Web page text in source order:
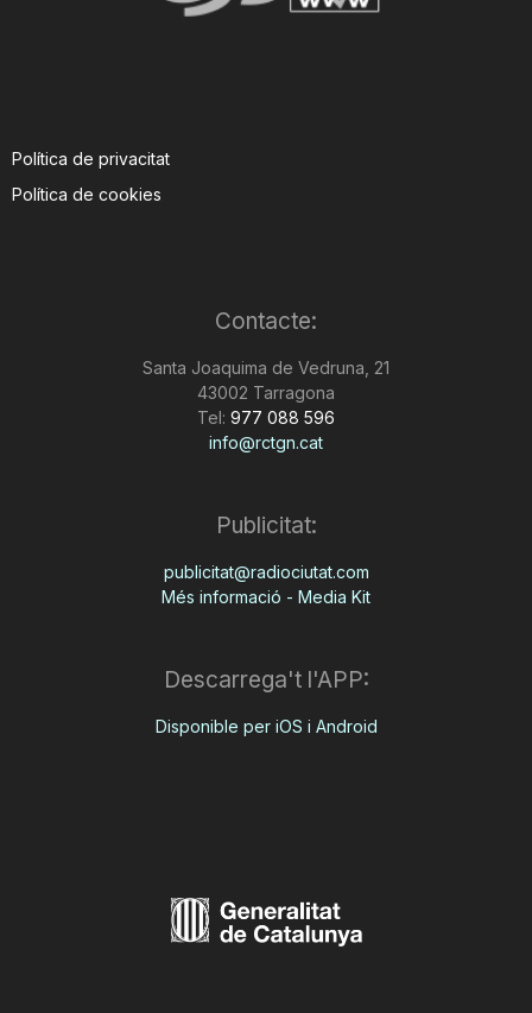
Política de privacitat
Política de cookies
Contacte:
Santa Joaquima de Vedruna, 21
43002 Tarragona
Tel: 977 088 596
info@rctgn.cat
Publicitat:
publicitat@radiociutat.com
Més informació - Media Kit
Descarrega't l'APP:
Disponible per iOS i Android